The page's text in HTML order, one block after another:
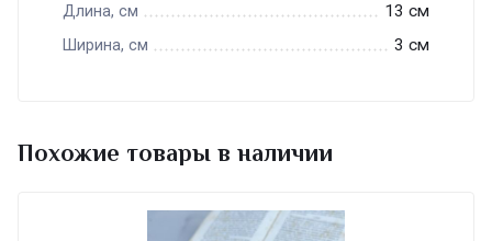
Длина, см 13 см
Ширина, см 3 см
Похожие товары в наличии